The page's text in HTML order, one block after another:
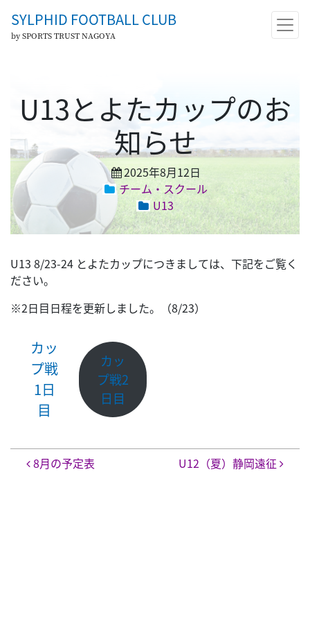
SYLPHID FOOTBALL CLUB
by SPORTS TRUST NAGOYA
U13とよたカップのお
知らせ
2025年8月12日
チーム・スクール
U13
U13 8/23-24 とよたカップにつきましては、下記をご覧く
ださい。
※2日目日程を更新しました。（8/23）
カッ
プ戦
1日
目
カッ
プ戦2
日目
投稿ナビゲーション
8月の予定表 U12（夏）静岡遠征